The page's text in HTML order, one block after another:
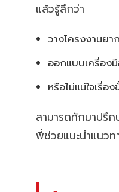
แล้วรู้สึกว่า
วางโครงงานยาก
ออกแบบเครื่อง
หรือไม่แน่ใจเรื่
สามารถทักมาปรึ
พี่ช่วยแนะนำแนวท